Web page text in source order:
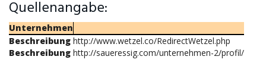
Quellenangabe:
Unternehmen
Beschreibung http://www.wetzel.co/RedirectWetzel.php
Beschreibung http://saueressig.com/unternehmen-2/profil/